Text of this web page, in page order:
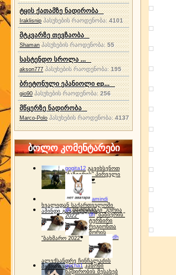
ტყის ქათამზე ნადირობა
Iraklisnip პასუხების რაოდენობა: 4101
მტკვარზე თევზაობა
Shaman პასუხების რაოდენობა:55
სასტენდო სროლა ...
akson777 პასუხების რაოდენობა:195
ბრეტონული ეპანიოლი ep...
gio90 პასუხების რაოდენობა:256
მწყერზე ნადირობა
Marco-Polo პასუხების რაოდენობა:4137
ბოლო კომენტარები
gogita12 გავიხსენოთ
"ბაზიერის" პირველი
ტურნირი ❤
amindi
ხვალიდან საქართველოში
ამინდი გაუარესდება
dh სპორტინგი "გურია
2022"
dh "ბაზიერის"
ტურნირი
რეგიონთა
შორის
"ბახმარო 2022"
dh
ალექსანდრე ჩინჩალაძის
მემორიალიgocha1 კანონი
ნადირობის შესახებ